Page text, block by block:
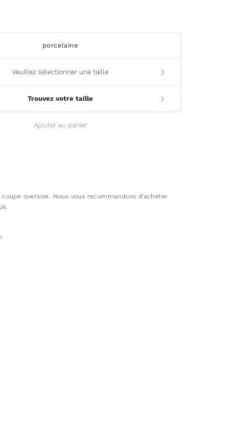
porcelaine
Veuillez sélectionner une taille
Trouvez votre taille
Ajouter au panier
oversize. Nous vous recommandons d'acheter